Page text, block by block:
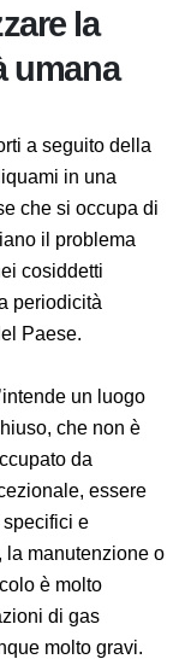
la
umana
a seguito
dei liquami in
che si
in primo piano
operano nei
drammatica
varie parti del
s’intende un
chiuso,
per essere
del tutto
la pulizia,
in questi
della